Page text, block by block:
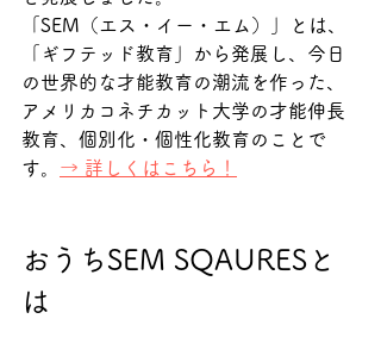
「SEM（エス・イー・エム）」とは、
「ギフテッド教育」から発展し、今日
の世界的な才能教育の潮流を作った、
アメリカコネチカット大学の才能伸長
教育、個別化・個性化教育のことで
す。 → 詳しくはこちら！
おうちSEM SQAURESと
は